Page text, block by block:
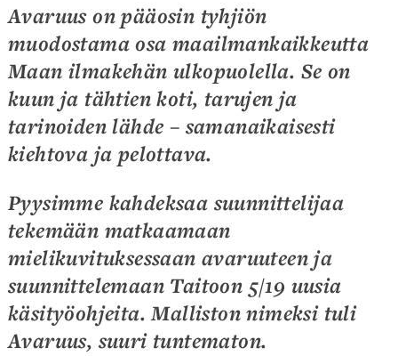
Avaruus on pääosin tyhjiön
muodostama osa maailmankaikkeutta
Maan ilmakehän ulkopuolella. Se on
kuun ja tähtien koti, tarujen ja
tarinoiden lähde – samanaikaisesti
kiehtova ja pelottava.
Pyysimme kahdeksaa suunnittelijaa
tekemään matkaamaan
mielikuvituksessaan avaruuteen ja
suunnittelemaan Taitoon 5/19 uusia
käsityöohjeita. Malliston nimeksi tuli
Avaruus, suuri tuntematon.